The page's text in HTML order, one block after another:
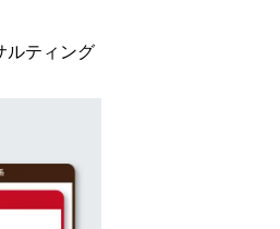
ルティング